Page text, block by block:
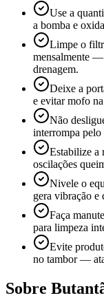
Use a
a bomba e
Limpe o
mensalmente —
drenagem.
Deixe a
e evitar mofo
Não
interrompa pelo
Estabilize a
oscilações
Nivele o
gera vibração e
Faça
para limpeza
Evite
no tambor —
Sobre